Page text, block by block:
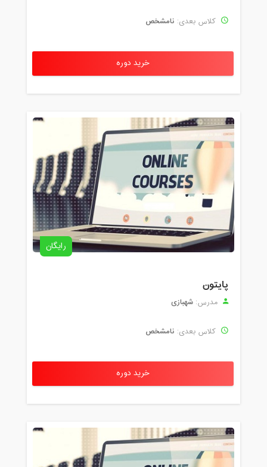
کلاس بعدی: نامشخص
خرید دوره
رایگان
پایتون
مدرس: شهبازی
کلاس بعدی: نامشخص
خرید دوره